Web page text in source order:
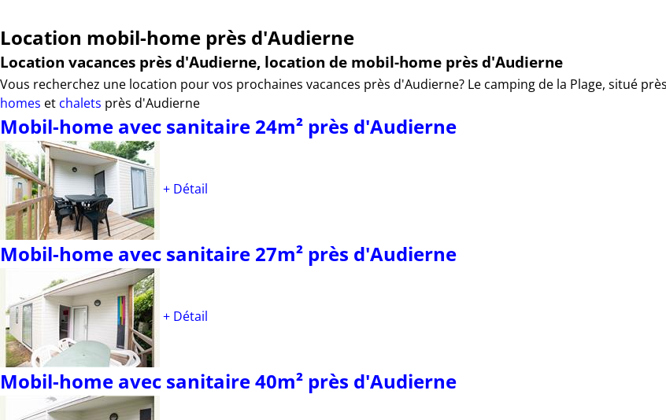
Location mobil-home près d'Audierne
Location vacances près d'Audierne, location de mobil-home près d'Audierne
Vous recherchez une location pour vos prochaines vacances près d'Audierne? Le camping de la Plage, situé
homes et chalets près d'Audierne
Mobil-home avec sanitaire 24m² près d'Audierne
+ Détail
Mobil-home avec sanitaire 27m² près d'Audierne
+ Détail
Mobil-home avec sanitaire 40m² près d'Audierne